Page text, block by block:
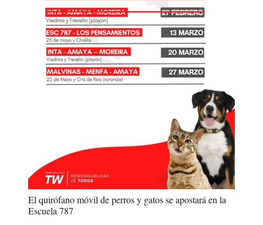
El quirófano móvil de perros y gatos se apostará en la
Escuela 787